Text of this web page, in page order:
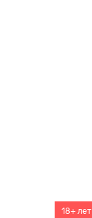
18+ лет